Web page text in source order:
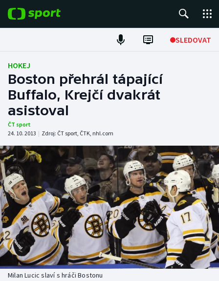
SLEDOVAT
Fotbal
Hokej
Tenis
Atletika
Cyklistika
DALŠÍ SPORTY
Americký fotbal
Baseball a softbal
Basketbal
Biatlon
NEPŘEHLÉDNĚTE
Soutěže
Historické návraty
Aplikace ČT sport
HOKEJ
Boston přehrál tápající
Buffalo, Krejčí dvakrát
asistoval
ČT sport
24. 10. 2013 | Zdroj: ČT sport, ČTK, nhl.com
Milan Lucic slaví s hráči Bostonu